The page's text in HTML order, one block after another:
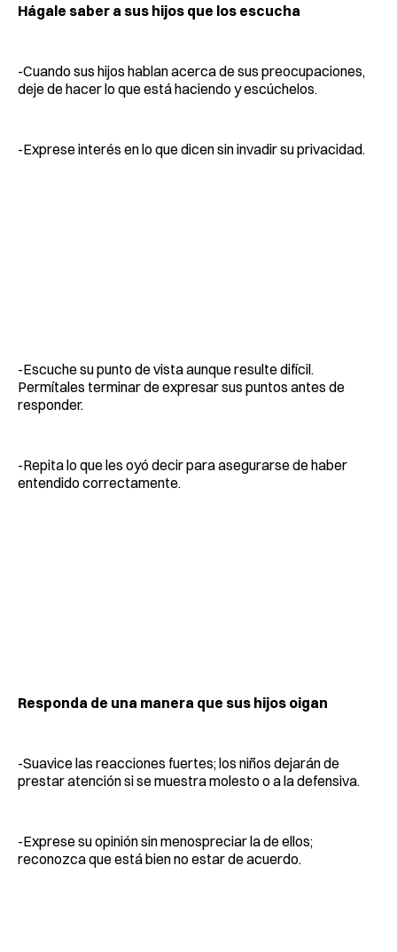
Hágale saber a sus hijos que los escucha
-Cuando sus hijos hablan acerca de sus preocupaciones,
deje de hacer lo que está haciendo y escúchelos.
-Exprese interés en lo que dicen sin invadir su privacidad.
-Escuche su punto de vista aunque resulte difícil.
Permítales terminar de expresar sus puntos antes de
responder.
-Repita lo que les oyó decir para asegurarse de haber
entendido correctamente.
Responda de una manera que sus hijos oigan
-Suavice las reacciones fuertes; los niños dejarán de
prestar atención si se muestra molesto o a la defensiva.
-Exprese su opinión sin menospreciar la de ellos;
reconozca que está bien no estar de acuerdo.